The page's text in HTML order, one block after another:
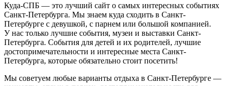
Куда-СПБ — это лучший сайт о самых интересных событиях
Санкт-Петербурга. Мы знаем куда сходить в Санкт-
Петербурге с девушкой, с парнем или большой компанией.
У нас только лучшие события, музеи и выставки Санкт-
Петербурга. События для детей и их родителей, лучшие
достопримечательности и интересные места Санкт-
Петербурга, которые обязательно стоит посетить!
Мы советуем любые варианты отдыха в Санкт-Петербурге —